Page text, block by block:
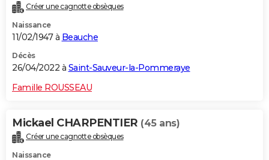
Créer une cagnotte obsèques
Naissance
11/02/1947 à Beauche
Décès
26/04/2022 à Saint-Sauveur-la-Pommeraye
Famille ROUSSEAU
Mickael CHARPENTIER (45 ans)
Créer une cagnotte obsèques
Naissance